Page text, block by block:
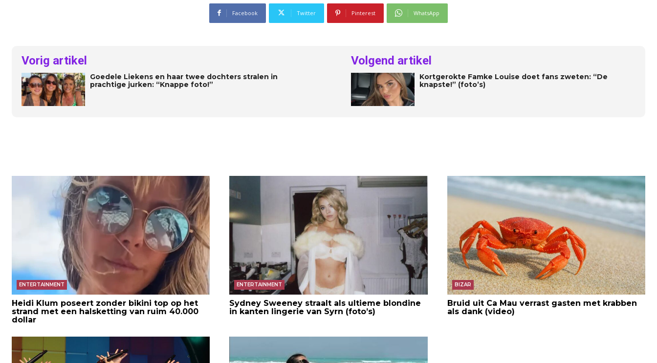
Facebook Twitter Pinterest WhatsApp
Vorig artikel
Goedele Liekens en haar twee dochters stralen in
prachtige jurken: “Knappe foto!”
Volgend artikel
Kortgerokte Famke Louise doet fans zweten: “De
knapste!” (foto’s)
ENTERTAINMENT
Heidi Klum poseert zonder bikini top op het
strand met een halsketting van ruim 40.000
dollar
ENTERTAINMENT
Sydney Sweeney straalt als ultieme blondine
in kanten lingerie van Syrn (foto’s)
BIZAR
Bruid uit Ca Mau verrast gasten met krabben
als dank (video)